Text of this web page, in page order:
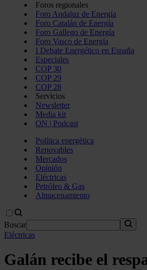
Foros regionales
Foro Andaluz de Energía
Foro Catalán de Energía
Foro Gallego de Energía
Foro Vasco de Energía
I Debate Energético en España
Especiales
COP 30
COP 29
COP 28
Servicios
Newsletter
Media kit
ON | Podcast
Política energética
Renovables
Mercados
Opinión
Eléctricas
Petróleo & Gas
Almacenamiento
Buscar
Eléctricas
Galán recibe el